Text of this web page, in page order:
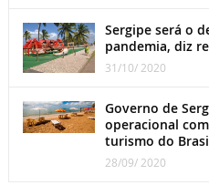
Sergipe será o
pandemia, diz
31/10/ 2020
Governo de
operacional
turismo do
28/09/ 2020